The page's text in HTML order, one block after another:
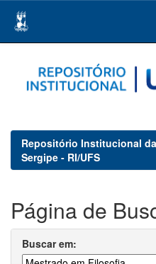
navigation
Repositório Institucional
Sergipe - RI/UFS
Página de
Buscar em: